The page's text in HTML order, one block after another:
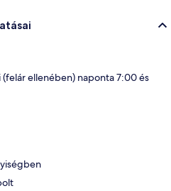
ellenében) naponta 7:00 és